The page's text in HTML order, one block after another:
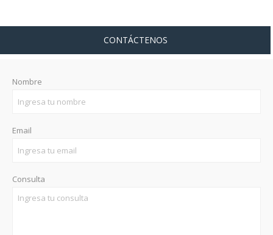
CONTÁCTENOS
Nombre
Email
Consulta